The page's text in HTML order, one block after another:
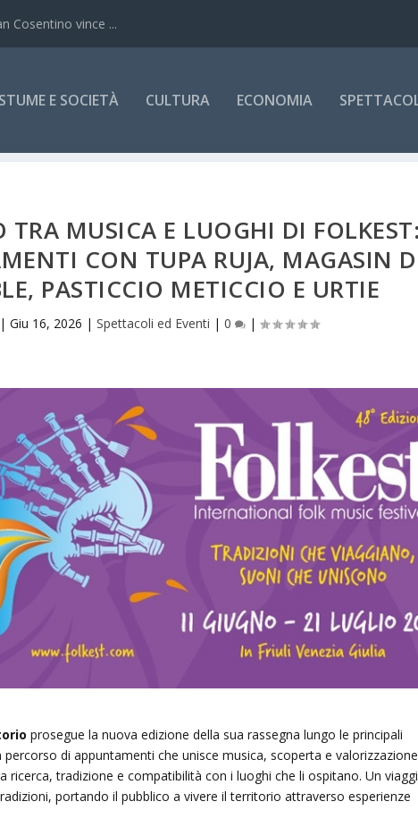
Cosentino vince ...
E SOCIETÀ CULTURA ECONOMIA
MUSICA E LUOGHI DI FOLKEST:
CON TUPA RUJA, MAGASIN
PASTICCIO METICCIO E URTIE
| Giu 16, 2026 | Spettacoli ed Eventi | 0 |
prosegue la nuova edizione della sua rassegna lungo le principali
percorso di appuntamenti che unisce musica, scoperta e valorizzazione
ricerca, tradizione e compatibilità con i luoghi che li ospitano. Un
portando il pubblico a vivere il territorio attraverso esperienze